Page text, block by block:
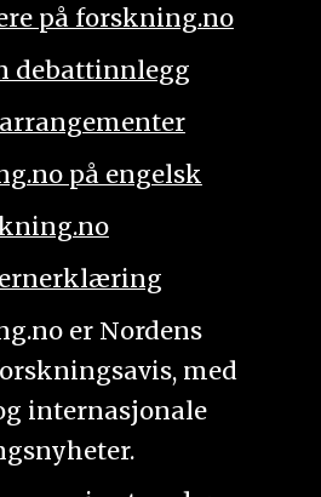
på forskning.no
debattinnlegg
på engelsk
er Nordens
med
internasjonale